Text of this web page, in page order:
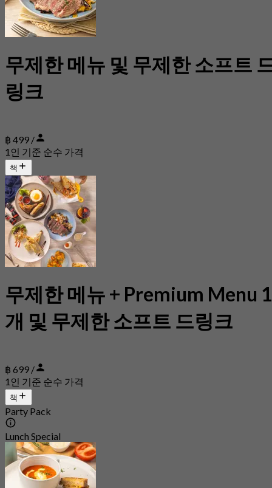
무제한 메뉴 및 무제한 소프트
링크
฿ 499 /
1인 기준 순수 가격
책
무제한 메뉴 + Premium Menu 1
개 및 무제한 소프트 드링크
฿ 699 /
1인 기준 순수 가격
책
Party Pack
Lunch Special